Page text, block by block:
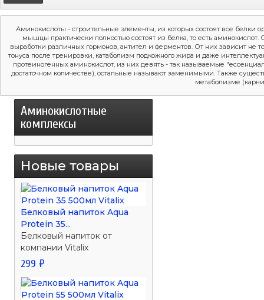
Аминокислоты - строительные элементы, из которых состоят все белки
мышцы практически полностью состоят из белка, то есть
выработки различных гормонов, антител и ферментов. От них зависит не
тонуса после тренировки, катаболизм подкожного жира и даже
протеиногенных аминокислот, из них девять - так называемые
достаточном количестве), остальные называют заменимыми. Также
метаболизме
Аминокислотные
комплексы
Новые товары
Белковый напиток Aqua
Protein 35...
Белковый напиток от
компании Vitalix
299 ₽